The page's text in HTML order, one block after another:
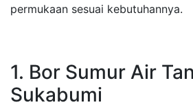
permukaan sesuai kebutuhannya.
1. Bor Sumur Air
Sukabumi